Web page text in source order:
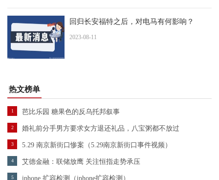
回归长安福特之后，对电马有何影响？
2023-08-11
热文榜单
1 芭比乐园 糖果色的反乌托邦叙事
2 婚礼前分手男方要求女方退还礼品，八宝粥都不放过
3 5.29 南京新街口惨案（5.29南京新街口事件视频）
4 艾德金融：联储放鹰 关注恒指走势承压
5 iphone 扩容检测（iphone扩容检测）